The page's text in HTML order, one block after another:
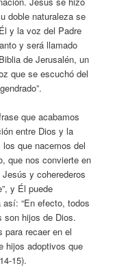
doble naturaleza se
y la voz del Padre
y será llamado
de Jerusalén, un
que se escuchó del
que acabamos
entre Dios y la
que nacemos del
que nos convierte en
Jesús y coherederos
y Él puede
así: “En efecto, todos
son hijos de Dios.
recaer en el
hijos adoptivos que
15).